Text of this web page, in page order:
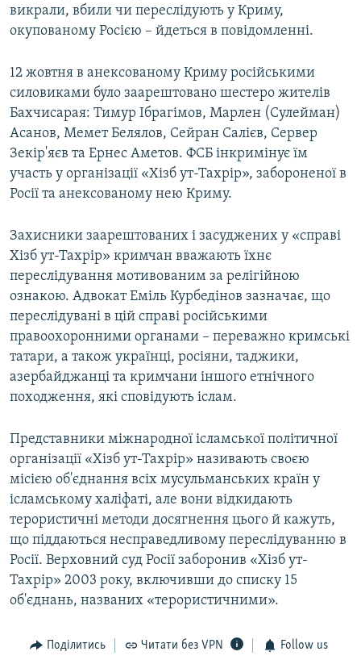
викрали, вбили чи переслідують у Криму,
окупованому Росією – йдеться в повідомленні.
12 жовтня в анексованому Криму російськими
силовиками було заарештовано шестеро жителів
Бахчисарая: Тимур Ібрагімов, Марлен (Сулейман)
Асанов, Мемет Белялов, Сейран Салієв, Сервер
Зекір'яєв та Ернес Аметов. ФСБ інкримінує їм
участь у організації «Хізб ут-Тахрір», забороненої в
Росії та анексованому нею Криму.
Захисники заарештованих і засуджених у «справі
Хізб ут-Тахрір» кримчан вважають їхнє
переслідування мотивованим за релігійною
ознакою. Адвокат Еміль Курбедінов зазначає, що
переслідувані в цій справі російськими
правоохоронними органами – переважно кримські
татари, а також українці, росіяни, таджики,
азербайджанці та кримчани іншого етнічного
походження, які сповідують іслам.
Представники міжнародної ісламської політичної
організації «Хізб ут-Тахрір» називають своєю
місією об'єднання всіх мусульманських країн у
ісламському халіфаті, але вони відкидають
терористичні методи досягнення цього й кажуть,
що піддаються несправедливому переслідуванню в
Росії. Верховний суд Росії заборонив «Хізб ут-
Тахрір» 2003 року, включивши до списку 15
об'єднань, названих «терористичними».
Поділитись Читати без VPN Follow us